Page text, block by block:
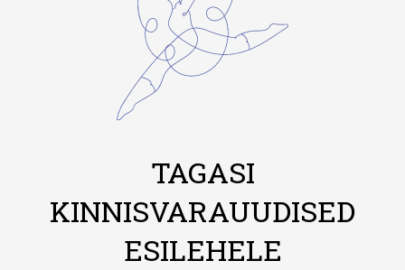
TAGASI
KINNISVARAUUDISED
ESILEHELE